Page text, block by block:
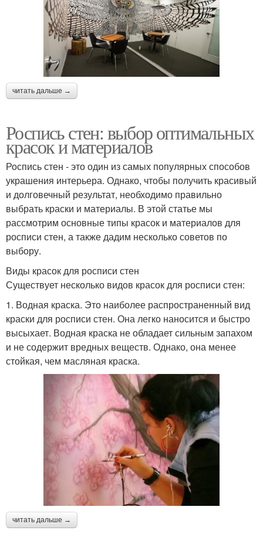
читать дальше →
Роспись стен: выбор оптимальных
красок и материалов
Роспись стен - это один из самых популярных способов
украшения интерьера. Однако, чтобы получить красивый
и долговечный результат, необходимо правильно
выбрать краски и материалы. В этой статье мы
рассмотрим основные типы красок и материалов для
росписи стен, а также дадим несколько советов по
выбору.
Виды красок для росписи стен
Существует несколько видов красок для росписи стен:
1. Водная краска. Это наиболее распространенный вид
краски для росписи стен. Она легко наносится и быстро
высыхает. Водная краска не обладает сильным запахом
и не содержит вредных веществ. Однако, она менее
стойкая, чем масляная краска.
читать дальше →